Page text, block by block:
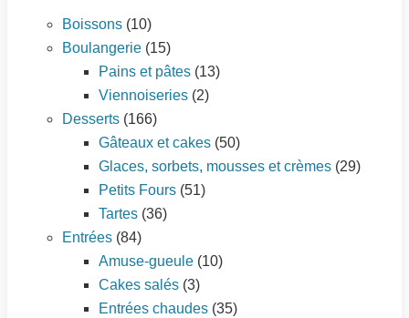
Boissons (10)
Boulangerie (15)
Pains et pâtes (13)
Viennoiseries (2)
Desserts (166)
Gâteaux et cakes (50)
Glaces, sorbets, mousses et crèmes (29)
Petits Fours (51)
Tartes (36)
Entrées (84)
Amuse-gueule (10)
Cakes salés (3)
Entrées chaudes (35)